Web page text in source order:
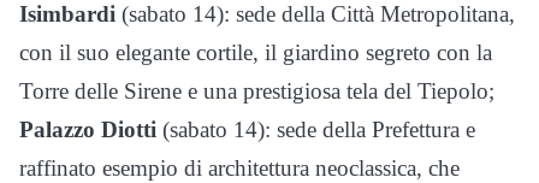
Isimbardi (sabato 14): sede della Città Metropolitana,
con il suo elegante cortile, il giardino segreto con la
Torre delle Sirene e una prestigiosa tela del Tiepolo;
Palazzo Diotti (sabato 14): sede della Prefettura e
raffinato esempio di architettura neoclassica, che